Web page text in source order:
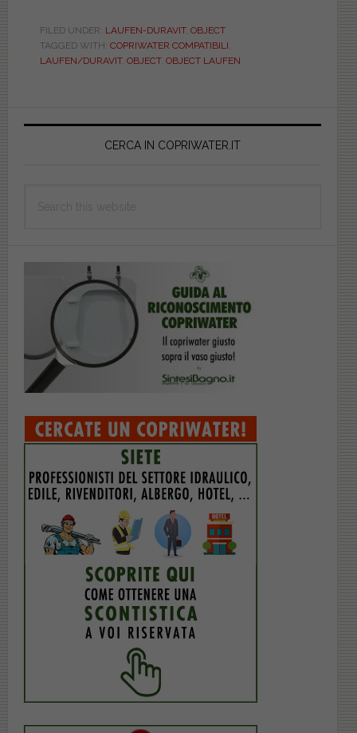
FILED UNDER: LAUFEN-DURAVIT, OBJECT
TAGGED WITH: COPRIWATER COMPATIBILI,
LAUFEN/DURAVIT, OBJECT, OBJECT LAUFEN
Primary
CERCA IN COPRIWATER.IT